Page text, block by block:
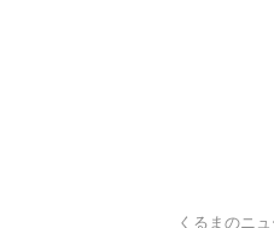
くるまのニュ